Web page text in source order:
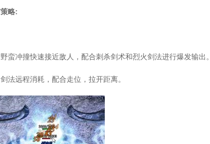
略:
蛮冲撞快速接近敌人，配合刺杀剑术和烈火剑法进行爆发输出。
法远程消耗，配合走位，拉开距离。